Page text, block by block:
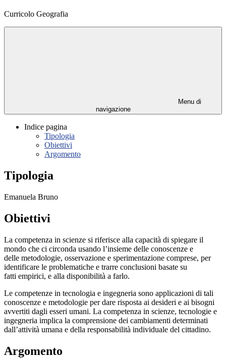
Curricolo Geografia
Menu di
navigazione
Indice pagina
Tipologia
Obiettivi
Argomento
Tipologia
Emanuela Bruno
Obiettivi
La competenza in scienze si riferisce alla capacità di spiegare il
mondo che ci circonda usando l’insieme delle conoscenze e
delle metodologie, osservazione e sperimentazione comprese, per
identificare le problematiche e trarre conclusioni basate su
fatti empirici, e alla disponibilità a farlo.
Le competenze in tecnologia e ingegneria sono applicazioni di tali
conoscenze e metodologie per dare risposta ai desideri e ai bisogni
avvertiti dagli esseri umani. La competenza in scienze, tecnologie e
ingegneria implica la comprensione dei cambiamenti determinati
dall’attività umana e della responsabilità individuale del cittadino.
Argomento